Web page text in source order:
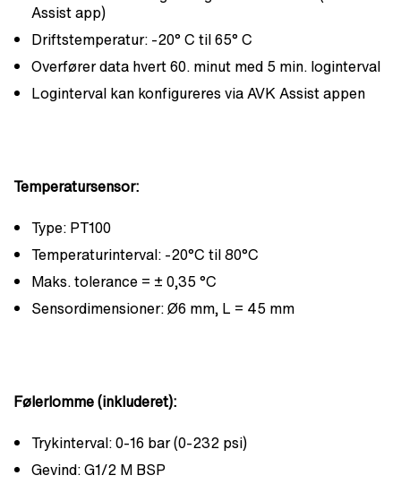
Assist app)
Driftstemperatur: -20° C til 65° C
Overfører data hvert 60. minut med 5 min. loginterval
Loginterval kan konfigureres via AVK Assist appen
Temperatursensor:
Type: PT100
Temperaturinterval: -20°C til 80°C
Maks. tolerance = ± 0,35 °C
Sensordimensioner: Ø6 mm, L = 45 mm
Følerlomme (inkluderet):
Trykinterval: 0-16 bar (0-232 psi)
Gevind: G1/2 M BSP